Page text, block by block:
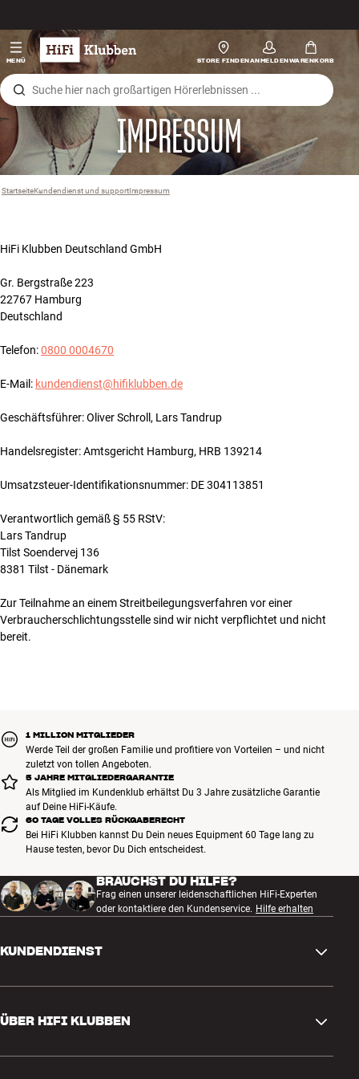
MENÜ STORE FINDENANMELDENWARENKORB
Hi-Fi
Lautsprecher
Plattenspieler
Kopfhörer
TV
Systeme
INSPIRATION
MARKEN
ANGEBOTE
Store Finden
Anmelden
Kundendienst
Bauen mit Klang
Startseite ›
Kundendienst und support ›
Impressum
IMPRESSUM
HiFi Klubben Deutschland GmbH
Gr. Bergstraße 223
22767 Hamburg
Deutschland
Telefon:0800 0004670
E-Mail: kundendienst@hifiklubben.de
Geschäftsführer: Oliver Schroll, Lars Tandrup
Handelsregister: Amtsgericht Hamburg, HRB 139214
Umsatzsteuer-Identifikationsnummer: DE 304113851
Verantwortlich gemäß § 55 RStV:
Lars Tandrup
Tilst Soendervej 136
8381 Tilst - Dänemark
Zur Teilnahme an einem Streitbeilegungsverfahren vor einer
Verbraucherschlichtungsstelle sind wir nicht verpflichtet und nicht
bereit.
1 MILLION MITGLIEDER
Werde Teil der großen Familie und profitiere von Vorteilen – und nicht
zuletzt von tollen Angeboten.
5 JAHRE MITGLIEDERGARANTIE
Als Mitglied im Kundenklub erhältst Du 3 Jahre zusätzliche Garantie
auf Deine HiFi-Käufe.
60 TAGE VOLLES RÜCKGABERECHT
Bei HiFi Klubben kannst Du Dein neues Equipment 60 Tage lang zu
Hause testen, bevor Du Dich entscheidest.
BRAUCHST DU HILFE?
Frag einen unserer leidenschaftlichen HiFi-Experten
oder kontaktiere den Kundenservice. Hilfe erhalten
KUNDENDIENST
Rückgabe und Reklamation
ÜBER HIFI KLUBBEN